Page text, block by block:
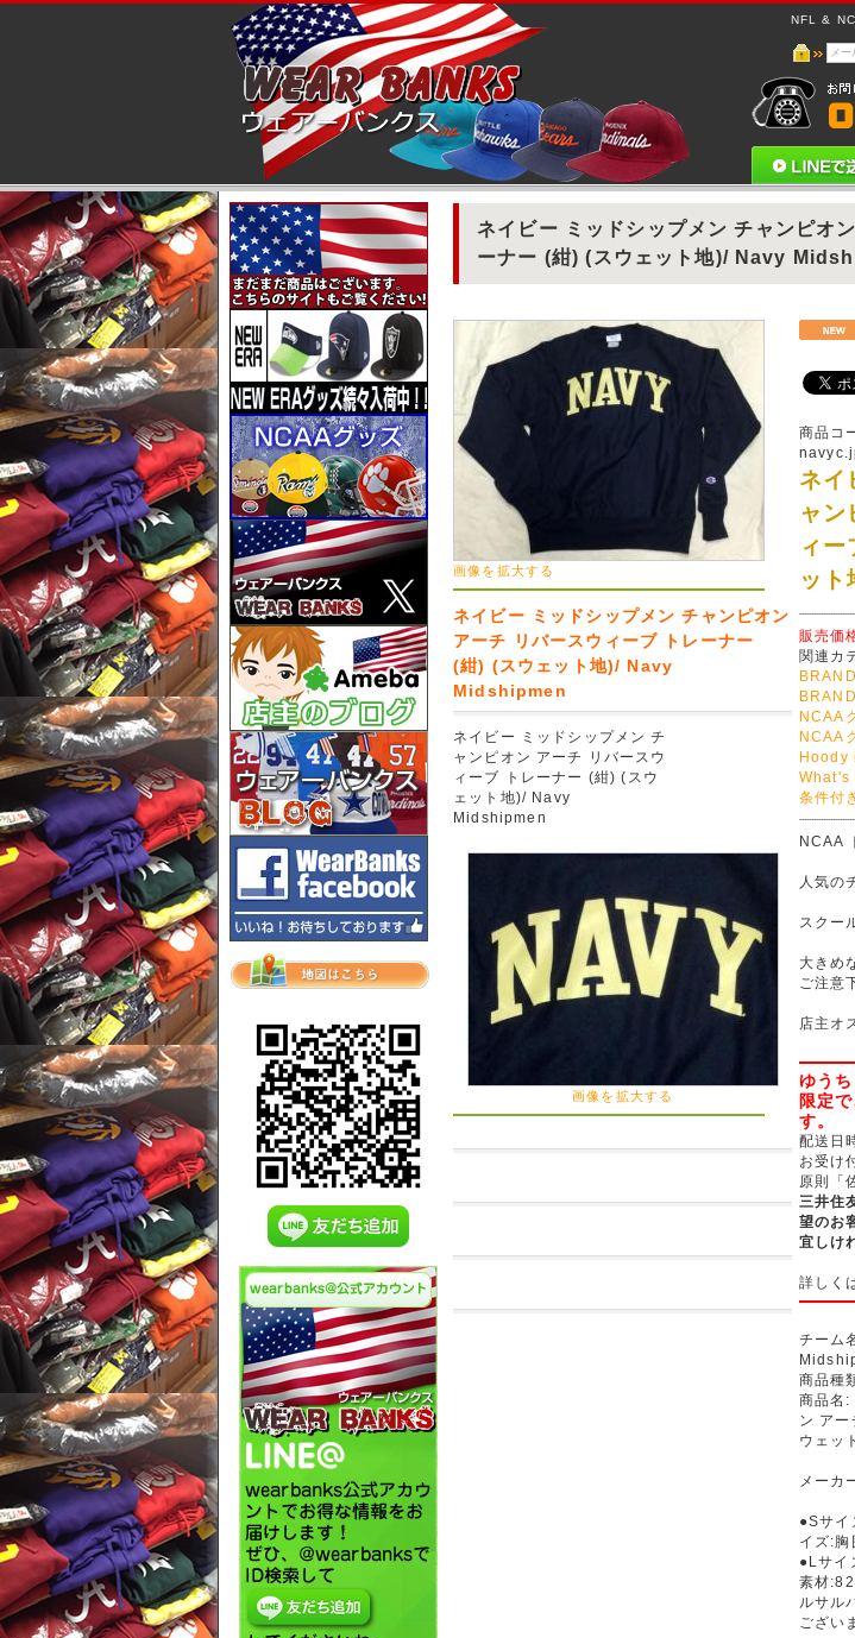
NFL &
ネイビー ミッドシップメン チャンピオ
ーナー (紺) (スウェット地)/ Navy
画像を拡大する
ネイビー ミッドシップメン チャンピオン
アーチ リバースウィーブ トレーナー
(紺) (スウェット地)/ Navy
Midshipmen
ネイビー ミッドシップメン チ
ャンピオン アーチ リバースウ
ィーブ トレーナー (紺) (スウ
ェット地)/ Navy
Midshipmen
画像を拡大する
商品コ
ネイ
ャン
ィ
ッ
販売価
関連カ
BRAND
BRAND
NCAA
NCAA
Hoody
What's
条件付
NCAA
人気の
スクー
大きめ
ご注意
店主オ
ゆう
限定
す。
配送日
お受け
原則「
三井住
望のお
宜しけ
詳しく
チーム
商品種
商品名:
ン ア
ウェッ
メーカ
●Sサ
イズ:
●Lサイ
素材
ルサル
ござい